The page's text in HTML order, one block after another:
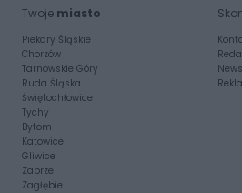
Twoje miasto
Piekary Śląskie
Chorzów
Tarnowskie Góry
Ruda Śląska
Świętochłowice
Tychy
Bytom
Katowice
Gliwice
Zabrze
Zagłębie